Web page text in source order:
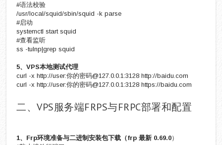
#语法校验
/usr/local/squid/sbin/squid -k parse
#启动
systemctl start squid
#查看监听
ss -tulnp|grep squid
5、VPS本地测试代理
curl -x http://user:你的密码@127.0.0.1:3128 http://baidu.com
curl -x http://user:你的密码@127.0.0.1:3128 https://baidu.com
二、VPS服务端FRPS与FRPC部署和配置
1、Frp环境准备与二进制安装包下载（frp 最新 0.69.0）